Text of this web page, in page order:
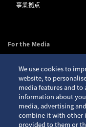
事業拠点
For the Media
お問い合わせ
プライバシーポリシー
クッキーポリシー
Seiko ID
We use cookies to
website, to
media features and to
information about
media, advertising
combine it with other
provided to them or